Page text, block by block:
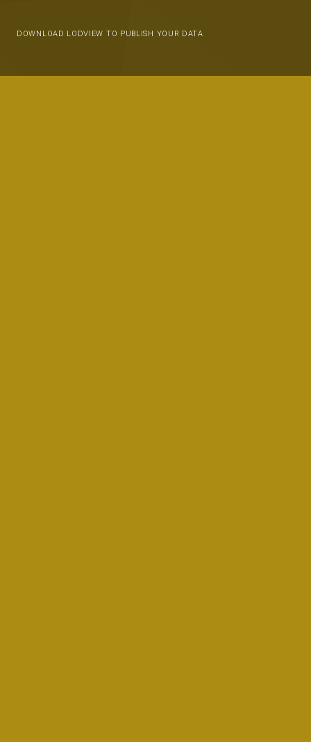
DOWNLOAD LODVIEW TO PUBLISH YOUR DATA